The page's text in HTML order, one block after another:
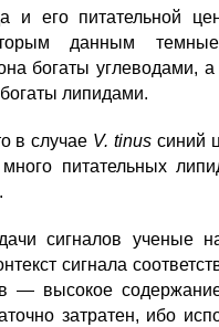
и его питательной
данным
богаты углеводами,
липидами.
в случае V. tinusсиний
питательных
сигналов ученые
сигнала
— высокое
затратен, ибо